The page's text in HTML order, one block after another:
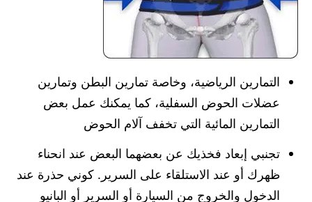
التمارين الرياضية، وخاصة تمارين البطن وتمارين
عضلات الحوض السفلية، كما يمكنك عمل بعض
التمارين المائية التي تخفف آلام الحوض
تجنبي إبعاد فخذيك عن بعضهما البعض عند انحناء
ظهرك أو عند الاستلقاء على السرير. كوني حذرة عند
الدخول والخروج من السيارة أو السرير أو البانيو